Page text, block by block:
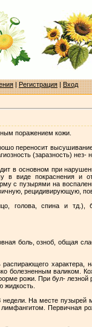
|Регистрация|Вход
поражением кожи.
переносит
(заразность) нез-
в основном при
в виде покраснения и
с пузырями на
рецидивирующую,
голова, спина и
боль, озноб, общая
характера,
болезненным валиком.
рожи. При бул-
жидкость.
На месте
Первичная